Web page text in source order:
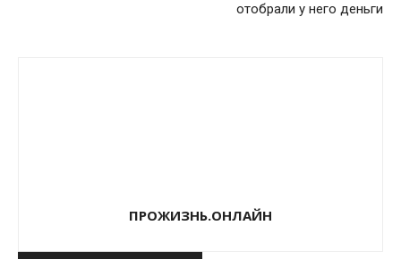
отобрали у него деньги
ПРОЖИЗНЬ.ОНЛАЙН